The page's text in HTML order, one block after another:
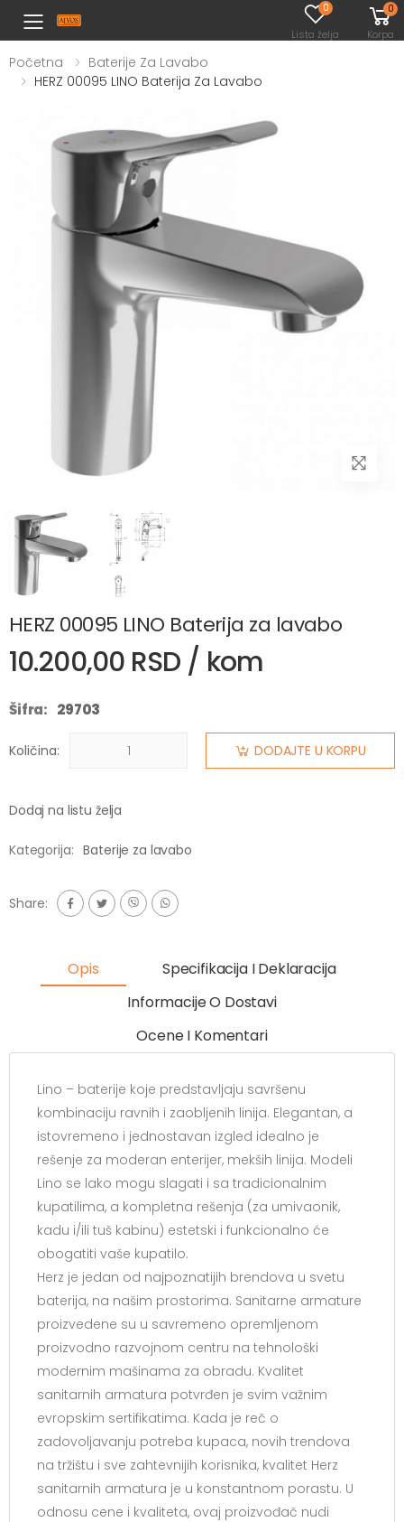
Toggle mobile menu
0
Lista želja
0
Korpa
Početna
Baterije Za Lavabo
HERZ 00095 LINO Baterija Za Lavabo
HERZ 00095 LINO Baterija za lavabo
10.200,00 RSD / kom
Šifra: 29703
Količina: DODAJTE U KORPU
Dodaj na listu želja
Kategorija: Baterije za lavabo
Share:
Opis
Specifikacija I Deklaracija
Informacije O Dostavi
Ocene I Komentari
Lino – baterije koje predstavljaju savršenu
kombinaciju ravnih i zaobljenih linija. Elegantan, a
istovremeno i jednostavan izgled idealno je
rešenje za moderan enterijer, mekših linija. Modeli
Lino se lako mogu slagati i sa tradicionalnim
kupatilima, a kompletna rešenja (za umivaonik,
kadu i/ili tuš kabinu) estetski i funkcionalno će
obogatiti vaše kupatilo.
Herz je jedan od najpoznatijih brendova u svetu
baterija, na našim prostorima. Sanitarne armature
proizvedene su u savremeno opremljenom
proizvodno razvojnom centru na tehnološki
modernim mašinama za obradu. Kvalitet
sanitarnih armatura potvrđen je svim važnim
evropskim sertifikatima. Kada je reč o
zadovoljavanju potreba kupaca, novih trendova
na tržištu i sve zahtevnijih korisnika, kvalitet Herz
sanitarnih armatura je u konstantnom porastu. U
odnosu cene i kvaliteta, ovaj proizvođač nudi